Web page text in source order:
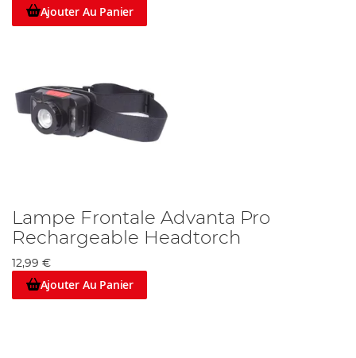
lampes frontales étonnantes qu'Advanta propose dans les
commentaires sur les lampes frontales
Ajouter Au Panier
Lampe Frontale Advanta Pro
Rechargeable Headtorch
12,99 €
Ajouter Au Panier